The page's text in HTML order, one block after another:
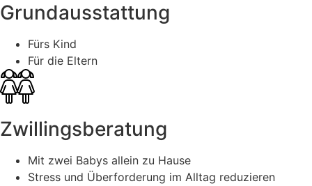
Grundausstattung
Fürs Kind
Für die Eltern
Zwillingsberatung
Mit zwei Babys allein zu Hause
Stress und Überforderung im Alltag reduzieren